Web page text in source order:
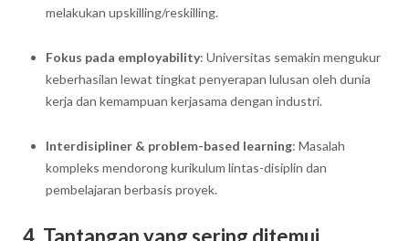
melakukan upskilling/reskilling.
Fokus pada employability: Universitas semakin mengukur
keberhasilan lewat tingkat penyerapan lulusan oleh dunia
kerja dan kemampuan kerjasama dengan industri.
Interdisipliner & problem-based learning: Masalah
kompleks mendorong kurikulum lintas-disiplin dan
pembelajaran berbasis proyek.
4. Tantangan yang sering ditemui